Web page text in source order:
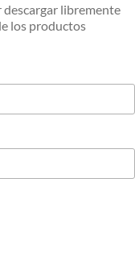
descargar libremente
los productos